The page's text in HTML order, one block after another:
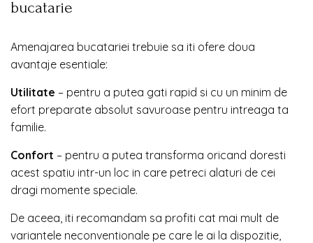
bucatarie
Amenajarea bucatariei trebuie sa iti ofere doua
avantaje esentiale:
Utilitate – pentru a putea gati rapid si cu un minim de
efort preparate absolut savuroase pentru intreaga ta
familie.
Confort – pentru a putea transforma oricand doresti
acest spatiu intr-un loc in care petreci alaturi de cei
dragi momente speciale.
De aceea, iti recomandam sa profiti cat mai mult de
variantele neconventionale pe care le ai la dispozitie,